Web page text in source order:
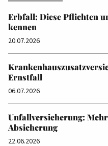
Erbfall: Diese Pflichten
kennen
20.07.2026
Ernstfall
06.07.2026
Unfallversicherung:
Absicherung
22.06.2026